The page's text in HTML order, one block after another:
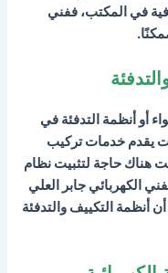
في المكتب، ففني
أو أنظمة التدفئة في
يقدم خدمات تركيب
هناك حاجة لتثبيت نظام
الكهربائي جابر العلي
أنظمة التكييف والتدفئة